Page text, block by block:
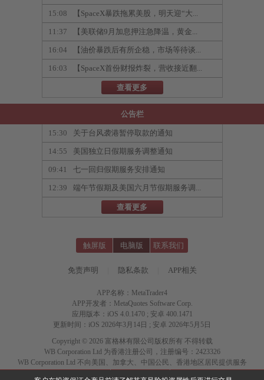
15:08 【SpaceX暴跌拖累美股，明天迎“大...
11:37 【美联储9月加息押注急降温，黄金...
16:04 【油价暴跌后有所企稳，市场等待谈...
16:03 【SpaceX首份财报炸裂，营收接近翻...
查看更多
公告栏
15:30 关于台风袭港暂停取款的通知
14:55 美国独立日假期服务调整通知
09:41 七一回归假期服务安排通知
12:39 端午节假期及美国六月节假期服务调...
查看更多
触屏版 电脑版 联系我们
免责声明 隐私条款 APP相关
APP名称：MetaTrader4
APP开发者：MetaQuotes Software Corp.
应用版本：iOS 4.0.1470 ; 安卓 400.1471
更新时间：iOS 2026年3月14日 ; 安卓 2026年5月5日
Copyright © 2026 富格林有限公司版权所有 不得转载
WB Corporation Ltd 为香港注册公司，注册编号：2423326
WB Corporation Ltd 不向美国、加拿大、中国公民、香港地区居民提供服务